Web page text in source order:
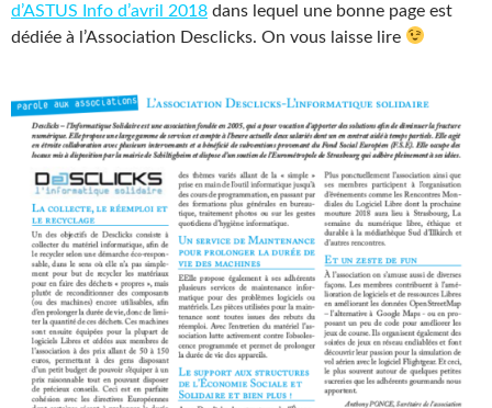
d’ASTUS Info d’avril 2018 dans lequel une bonne page est
dédiée à l’Association Desclicks. On vous laisse lire